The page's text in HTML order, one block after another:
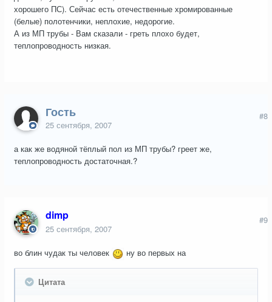
хорошего ПС). Сейчас есть отечественные хромированные
(белые) полотенчики, неплохие, недорогие.
А из МП трубы - Вам сказали - греть плохо будет,
теплопроводность низкая.
Гость
25 сентября, 2007
#8
а как же водяной тёплый пол из МП трубы? греет же,
теплопроводность достаточная.?
dimp
25 сентября, 2007
#9
во блин чудак ты человек ну во первых на
Цитата